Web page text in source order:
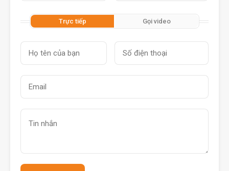
Trực tiếp Gọi video